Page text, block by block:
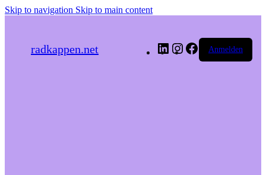
Skip to navigation Skip to main content
radkappen.net LinkedInInstagram
Facebook
Anmelden